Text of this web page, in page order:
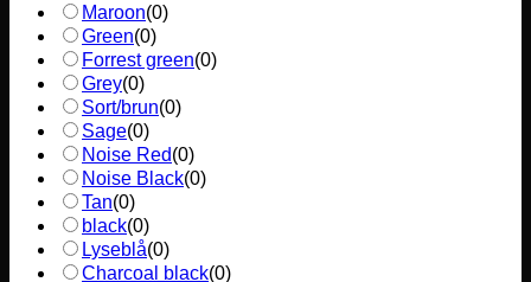
Maroon(0)
Green(0)
Forrest green(0)
Grey(0)
Sort/brun(0)
Sage(0)
Noise Red(0)
Noise Black(0)
Tan(0)
black(0)
Lyseblå(0)
Charcoal black(0)